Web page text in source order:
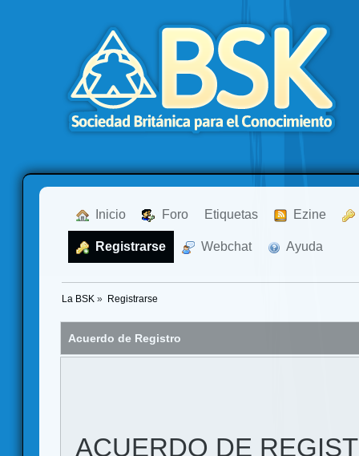
Inicio Foro Etiquetas Ezine
Registrarse Webchat Ayuda
La BSK » Registrarse
Acuerdo de Registro
ACUERDO DE